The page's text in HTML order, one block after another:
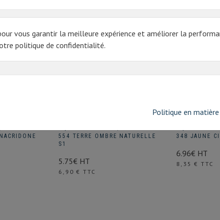
vous garantir la meilleure expérience et améliorer la
politique de confidentialité.
Politique en
554 TERRE OMBRE NATURELLE
S1
5.75€ HT
Prix
6,90 € TTC
348 JAUNE
6.96€ HT
Prix
8,35 € TTC